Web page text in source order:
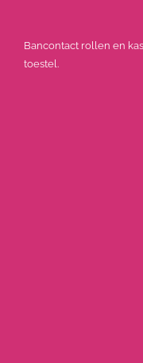
Bancontact rollen en
toestel.